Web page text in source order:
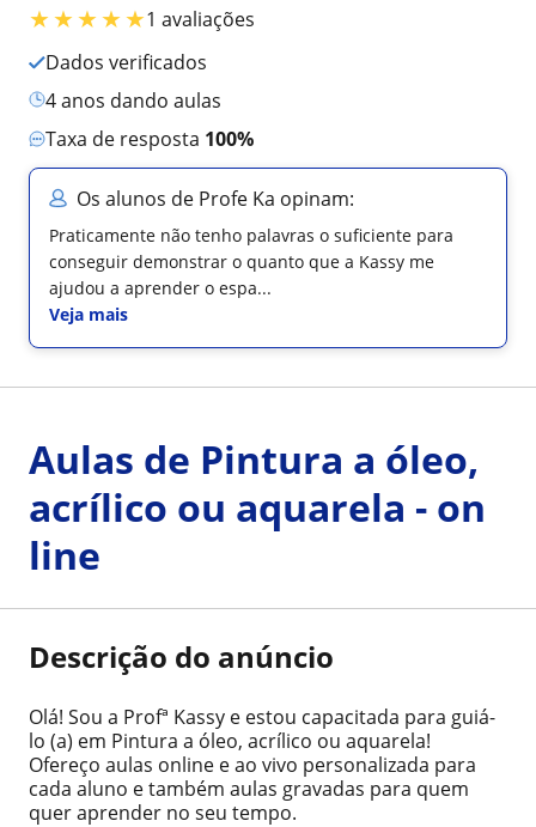
★★★★★1 avaliações
Dados verificados
4 anos dando aulas
Taxa de resposta 100%
Os alunos de Profe Ka opinam:
Praticamente não tenho palavras o suficiente para
conseguir demonstrar o quanto que a Kassy me
ajudou a aprender o espa...
Veja mais
Aulas de Pintura a óleo,
acrílico ou aquarela - on
line
Descrição do anúncio
Olá! Sou a Profª Kassy e estou capacitada para guiá-
lo (a) em Pintura a óleo, acrílico ou aquarela!
Ofereço aulas online e ao vivo personalizada para
cada aluno e também aulas gravadas para quem
quer aprender no seu tempo.